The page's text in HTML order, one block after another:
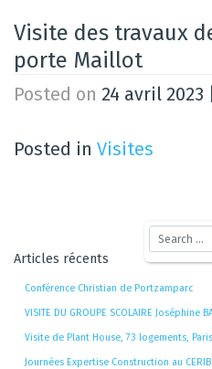
Visite des travaux
porte Maillot
Posted on 24 avril 2023
Posted in Visites
Articles récents
Conférence Christian de Portzamparc
VISITE DU GROUPE SCOLAIRE Joséphine
Visite de Plant House, 73 logements,
Journées Expertise Construction au